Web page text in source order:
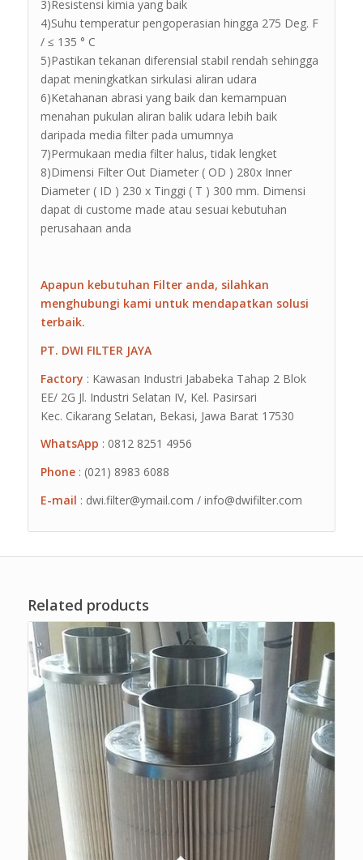
3)Resistensi kimia yang baik
4)Suhu temperatur pengoperasian hingga 275 Deg. F
/ ≤ 135 ° C
5)Pastikan tekanan diferensial stabil rendah sehingga
dapat meningkatkan sirkulasi aliran udara
6)Ketahanan abrasi yang baik dan kemampuan
menahan pukulan aliran balik udara lebih baik
daripada media filter pada umumnya
7)Permukaan media filter halus, tidak lengket
8)Dimensi Filter Out Diameter ( OD ) 280x Inner
Diameter ( ID ) 230 x Tinggi ( T ) 300 mm. Dimensi
dapat di custome made atau sesuai kebutuhan
perusahaan anda
Apapun kebutuhan Filter anda, silahkan
menghubungi kami untuk mendapatkan solusi
terbaik.
PT. DWI FILTER JAYA
Factory : Kawasan Industri Jababeka Tahap 2 Blok
EE/ 2G Jl. Industri Selatan IV, Kel. Pasirsari
Kec. Cikarang Selatan, Bekasi, Jawa Barat 17530
WhatsApp : 0812 8251 4956
Phone: (021) 8983 6088
E-mail : dwi.filter@ymail.com / info@dwifilter.com
Related products